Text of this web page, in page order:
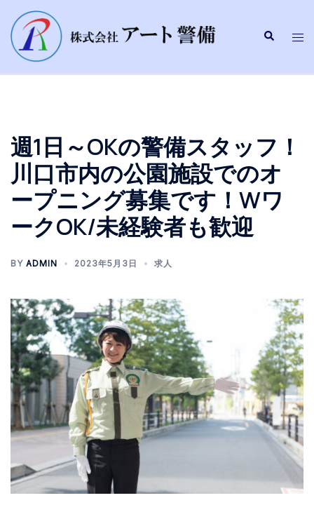
週1日～OKの警備スタッフ！
川口市内の公園施設でのオ
ープニング募集です！Wワ
ークOK/未経験者も歓迎
BY ADMIN 2023年5月3日 求人